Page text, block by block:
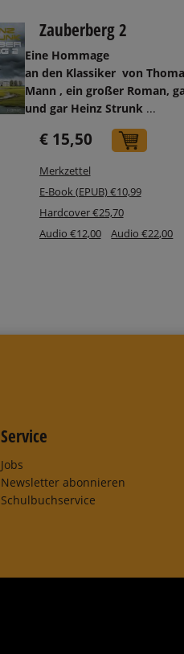
Zauberberg 2
Eine Hommage
an den Klassiker von
Mann , ein großer Roman,
und gar Heinz Strunk ...
€ 15,50 In
Merkzettel
E-Book (EPUB) €10,99
Hardcover €25,70
Audio €12,00
Audio €22,00
Service
Jobs
Newsletter abonnieren
Schulbuchservice